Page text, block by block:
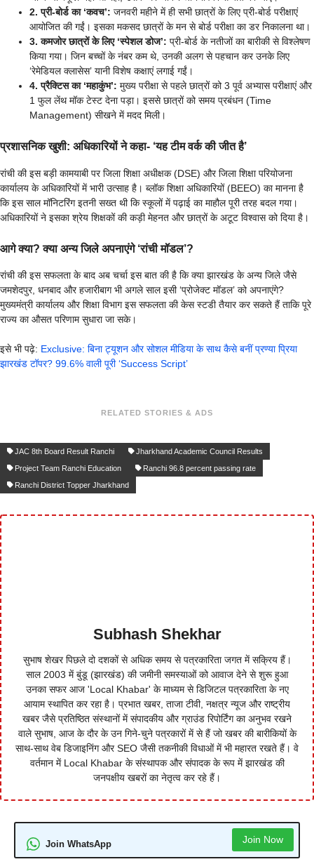
2. प्री-बोर्ड का ‘कवच’: जनवरी महीने में ही सभी छात्रों के लिए प्री-बोर्ड परीक्षाएं
आयोजित की गईं। इसका मकसद छात्रों के मन से बोर्ड परीक्षा का डर निकालना था।
3. कमजोर छात्रों के लिए ‘स्पेशल डोज’: प्री-बोर्ड के नतीजों का बारीकी से विश्लेषण
किया गया। जिन बच्चों के नंबर कम थे, उनकी अलग से पहचान कर उनके लिए
‘रेमेडियल क्लासेस’ यानी विशेष कक्षाएं लगाई गईं।
4. प्रैक्टिस का ‘महाकुंभ’: मुख्य परीक्षा से पहले छात्रों को 3 पूर्व अभ्यास परीक्षाएं और
1 फुल लेंथ मॉक टेस्ट देना पड़ा। इससे छात्रों को समय प्रबंधन (Time
Management) सीखने में मदद मिली।
प्रशासनिक खुशी: अधिकारियों ने कहा- ‘यह टीम वर्क की जीत है’
रांची की इस बड़ी कामयाबी पर जिला शिक्षा अधीक्षक (DSE) और जिला शिक्षा परियोजना
कार्यालय के अधिकारियों में भारी उत्साह है। ब्लॉक शिक्षा अधिकारियों (BEEO) का मानना है
कि इस साल मॉनिटरिंग इतनी सख्त थी कि स्कूलों में पढ़ाई का माहौल पूरी तरह बदल गया।
अधिकारियों ने इसका श्रेय शिक्षकों की कड़ी मेहनत और छात्रों के अटूट विश्वास को दिया है।
आगे क्या? क्या अन्य जिले अपनाएंगे ‘रांची मॉडल’?
रांची की इस सफलता के बाद अब चर्चा इस बात की है कि क्या झारखंड के अन्य जिले जैसे
जमशेदपुर, धनबाद और हजारीबाग भी अगले साल इसी ‘प्रोजेक्ट मॉडल’ को अपनाएंगे?
मुख्यमंत्री कार्यालय और शिक्षा विभाग इस सफलता की केस स्टडी तैयार कर सकते हैं ताकि पूरे
राज्य का औसत परिणाम सुधारा जा सके।
इसे भी पढ़े: Exclusive: बिना ट्यूशन और सोशल मीडिया के साथ कैसे बनीं प्रण्‍या प्रिया
झारखंड टॉपर? 99.6% वाली पूरी ‘Success Script’
RELATED STORIES & ADS
JAC 8th Board Result Ranchi
Jharkhand Academic Council Results
Project Team Ranchi Education
Ranchi 96.8 percent passing rate
Ranchi District Topper Jharkhand
Subhash Shekhar
सुभाष शेखर पिछले दो दशकों से अधिक समय से पत्रकारिता जगत में सक्रिय हैं।
साल 2003 में बुंडू (झारखंड) की जमीनी समस्याओं को आवाज देने से शुरू हुआ
उनका सफर आज 'Local Khabar' के माध्यम से डिजिटल पत्रकारिता के नए
आयाम स्थापित कर रहा है। प्रभात खबर, ताजा टीवी, नक्षत्र न्यूज और राष्ट्रीय
खबर जैसे प्रतिष्ठित संस्थानों में संपादकीय और ग्राउंड रिपोर्टिंग का अनुभव रखने
वाले सुभाष, आज के दौर के उन गिने-चुने पत्रकारों में से हैं जो खबर की बारीकियों के
साथ-साथ वेब डिजाइनिंग और SEO जैसी तकनीकी विधाओं में भी महारत रखते हैं। वे
वर्तमान में Local Khabar के संस्थापक और संपादक के रूप में झारखंड की
जनपक्षीय खबरों का नेतृत्व कर रहे हैं।
Join WhatsApp Join Now